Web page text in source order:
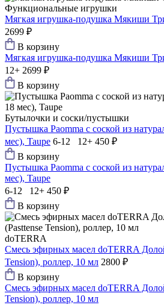
Функциональные игрушки
Мягкая игрушка-подушка Мякиши
2699 ₽
В корзину
Мягкая игрушка-подушка Мякиши
12+ 2699 ₽
В корзину
Бутылочки и соски/пустышки
Пустышка Paomma с соской из
мес), Taupe 6-12 12+ 450 ₽
В корзину
Пустышка Paomma с соской из
мес), Taupe
6-12 12+ 450 ₽
В корзину
doTERRA
Смесь эфирных масел doTERRA
Tension), роллер, 10 мл 2800 ₽
В корзину
Смесь эфирных масел doTERRA
Tension), роллер, 10 мл